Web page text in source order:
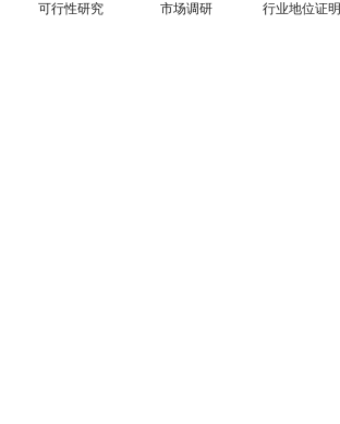
可行性研究 市场调研 行业地位证明